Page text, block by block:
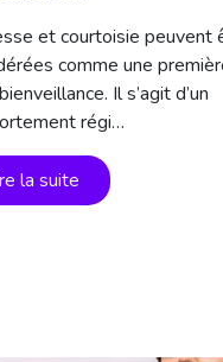
et courtoisie peuvent
comme une
Il s’agit d’un
régi…
la suite